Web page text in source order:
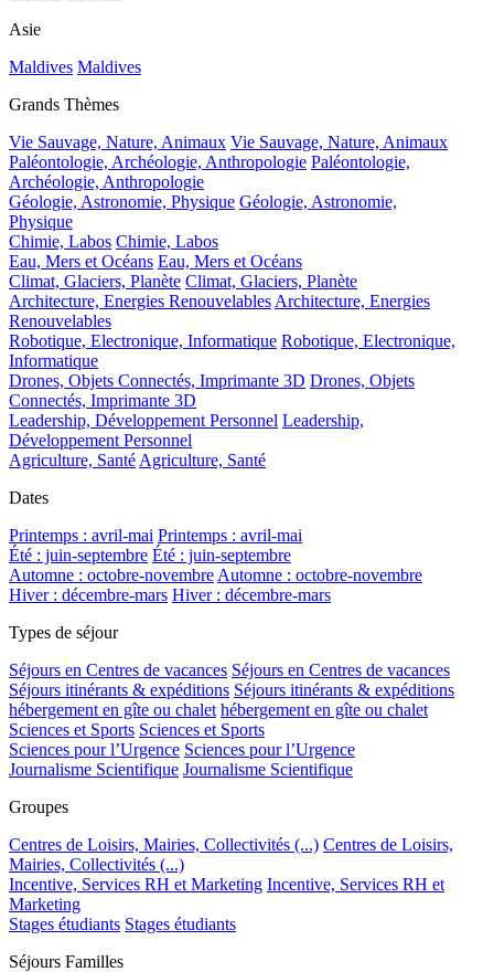
Asie
Maldives Maldives
Grands Thèmes
Vie Sauvage, Nature, Animaux Vie Sauvage, Nature, Animaux
Paléontologie, Archéologie, Anthropologie Paléontologie,
Archéologie, Anthropologie
Géologie, Astronomie, Physique Géologie, Astronomie,
Physique
Chimie, Labos Chimie, Labos
Eau, Mers et Océans Eau, Mers et Océans
Climat, Glaciers, Planète Climat, Glaciers, Planète
Architecture, Energies Renouvelables Architecture, Energies
Renouvelables
Robotique, Electronique, Informatique Robotique, Electronique,
Informatique
Drones, Objets Connectés, Imprimante 3D Drones, Objets
Connectés, Imprimante 3D
Leadership, Développement Personnel Leadership,
Développement Personnel
Agriculture, Santé Agriculture, Santé
Dates
Printemps : avril-mai Printemps : avril-mai
Été : juin-septembre Été : juin-septembre
Automne : octobre-novembre Automne : octobre-novembre
Hiver : décembre-mars Hiver : décembre-mars
Types de séjour
Séjours en Centres de vacances Séjours en Centres de vacances
Séjours itinérants & expéditions Séjours itinérants & expéditions
hébergement en gîte ou chalet hébergement en gîte ou chalet
Sciences et Sports Sciences et Sports
Sciences pour l’Urgence Sciences pour l’Urgence
Journalisme Scientifique Journalisme Scientifique
Groupes
Centres de Loisirs, Mairies, Collectivités (...) Centres de Loisirs,
Mairies, Collectivités (...)
Incentive, Services RH et Marketing Incentive, Services RH et
Marketing
Stages étudiants Stages étudiants
Séjours Familles